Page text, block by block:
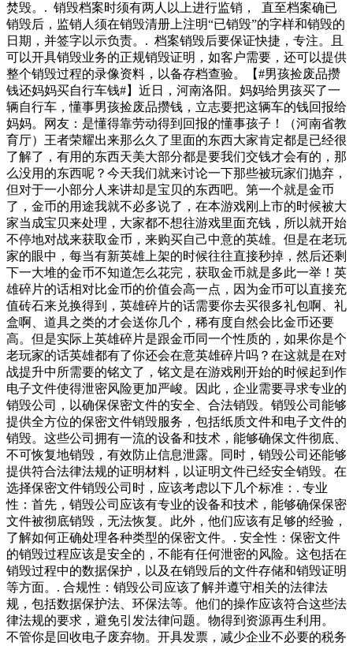
焚毁。. 销毁档案时须有两人以上进行监销， 直至档案确已
销毁后，监销人须在销毁清册上注明“已销毁”的字样和销毁的
日期，并签字以示负责。. 档案销毁后要保证快捷，专注。且
可以开具销毁业务的正规销毁证明，如客户需要，还可以提供
整个销毁过程的录像资料，以备存档查验。【#男孩捡废品攒
钱还妈妈买自行车钱#】近日，河南洛阳。妈妈给男孩买了一
辆自行车，懂事男孩捡废品攒钱，立志要把这辆车的钱回报给
妈妈。网友：是懂得靠劳动得到回报的懂事孩子！（河南省教
育厅）王者荣耀出来那么久了里面的东西大家肯定都是已经很
了解了，有用的东西天美大部分都是要我们交钱才会有的，那
么没用的东西呢？今天我们就来讨论一下那些被玩家们抛弃，
但对于一小部分人来讲却是宝贝的东西吧。第一个就是金币
了，金币的用途我就不必多说了，在本游戏刚上市的时候被大
家当成宝贝来处理，大家都不想往游戏里面充钱，所以就开始
不停地对战来获取金币，来购买自己中意的英雄。但是在老玩
家的眼中，每当有新英雄上架的时候往往直接秒掉，然后还剩
下一大堆的金币不知道怎么花完，获取金币就是多此一举！英
雄碎片的话相对比金币的价值会高一点，因为金币可以直接充
值砖石来兑换得到，英雄碎片的话需要你去买很多礼包啊、礼
盒啊、道具之类的才会送你几个，稀有度自然会比金币还要
高。但是实际上英雄碎片是跟金币同一个性质的，如果你是个
老玩家的话英雄都有了你还会在意英雄碎片吗？在这就是在对
战提升中所需要的铭文了，铭文是在游戏刚开始的时候起到作
电子文件使得泄密风险更加严峻。因此，企业需要寻求专业的
销毁公司，以确保保密文件的安全、合法销毁。销毁公司能够
提供全方位的保密文件销毁服务，包括纸质文件和电子文件的
销毁。这些公司拥有一流的设备和技术，能够确保文件彻底、
不可恢复地销毁，有效防止信息泄露。同时，销毁公司还能够
提供符合法律法规的证明材料，以证明文件已经安全销毁。在
选择保密文件销毁公司时，应该考虑以下几个标准：. 专业
性：首先，销毁公司应该有专业的设备和技术，能够确保保密
文件被彻底销毁，无法恢复。此外，他们应该有足够的经验，
了解如何正确处理各种类型的保密文件。. 安全性：保密文件
的销毁过程应该是安全的，不能有任何泄密的风险。这包括在
销毁过程中的数据保护，以及在销毁后的文件存储和销毁证明
等方面。. 合规性：销毁公司应该了解并遵守相关的法律法
规，包括数据保护法、环保法等。他们的操作应该符合这些法
律法规的要求，避免引发法律问题。物得到资源再生利用。
不管你是回收电子废弃物。开具发票，减少企业不必要的税务